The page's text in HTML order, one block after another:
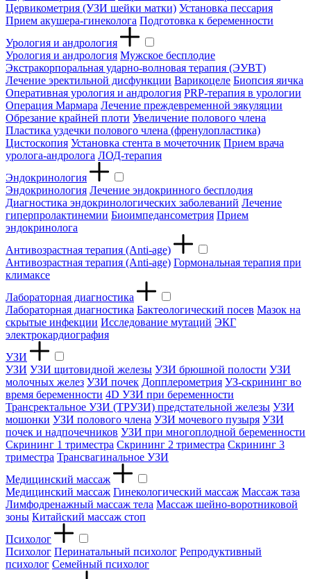
Цервикометрия (УЗИ шейки матки) Установка пессария
Прием акушера-гинеколога Подготовка к беременности
Урология и андрология
Урология и андрология Мужское бесплодие
Экстракорпоральная ударно-волновая терапия (ЭУВТ)
Лечение эректильной дисфункции Варикоцеле Биопсия яичка
Оперативная урология и андрология PRP-терапия в урологии
Операция Мармара Лечение преждевременной эякуляции
Обрезание крайней плоти Увеличение полового члена
Пластика уздечки полового члена (френулопластика)
Цистоскопия Установка стента в мочеточник Прием врача
уролога-андролога ЛОД-терапия
Эндокринология
Эндокринология Лечение эндокринного бесплодия
Диагностика эндокринологических заболеваний Лечение
гиперпролактинемии Биоимпедансометрия Прием
эндокринолога
Антивозрастная терапия (Anti-age)
Антивозрастная терапия (Anti-age) Гормональная терапия при
климаксе
Лабораторная диагностика
Лабораторная диагностика Бактеологический посев Мазок на
скрытые инфекции Исследование мутаций ЭКГ
электрокардиография
УЗИ
УЗИ УЗИ щитовидной железы УЗИ брюшной полости УЗИ
молочных желез УЗИ почек Допплерометрия УЗ-скрининг во
время беременности 4D УЗИ при беременности
Трансректальное УЗИ (ТРУЗИ) предстательной железы УЗИ
мошонки УЗИ полового члена УЗИ мочевого пузыря УЗИ
почек и надпочечников УЗИ при многоплодной беременности
Скрининг 1 триместра Скрининг 2 триместра Скрининг 3
триместра Трансвагинальное УЗИ
Медицинский массаж
Медицинский массаж Гинекологический массаж Массаж таза
Лимфодренажный массаж тела Массаж шейно-воротниковой
зоны Китайский массаж стоп
Психолог
Психолог Перинатальный психолог Репродуктивный
психолог Семейный психолог